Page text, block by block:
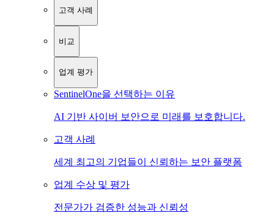
고객 사례
비교
업계 평가
SentinelOne을 선택하는 이유
AI 기반 사이버 보안으로 미래를 보호합니다.
고객 사례
세계 최고의 기업들이 신뢰하는 보안 플랫폼
업계 수상 및 평가
전문가가 검증한 성능과 신뢰성